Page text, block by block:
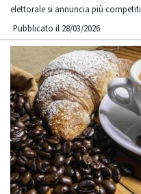
elettorale si annuncia più
Pubblicato il 28/03/2026